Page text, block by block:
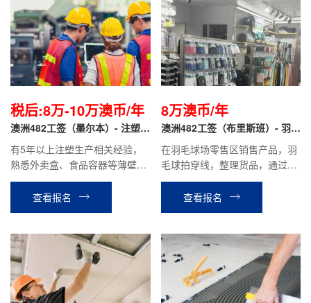
税后:8万-10万澳币/年
澳洲482工签（墨尔本）- 注塑机
调机师
有5年以上注塑生产相关经验，
熟悉外卖盒、食品容器等薄壁产
品优先，能熟练使用行吊更换模
具，进行试模、调模，调参数，
解决生产异常；熟悉模具结构、
密薄壁模具进行手动抛光，飞边
处理，模腔修复等工作，能根据
产品情况 调整模腔走胶，优化流
道、浇口状态。
查看报名
8万澳币/年
澳洲482工签（布里斯班）- 羽毛
球馆 销售顾问
在羽毛球场零售区销售产品，羽
毛球拍穿线，整理货品，通过直
播，短视频运营等进行线上销售
等工作。查看报名